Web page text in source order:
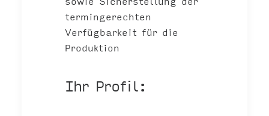
termingerechten
Verfügbarkeit für die
Produktion
Ihr Profil: